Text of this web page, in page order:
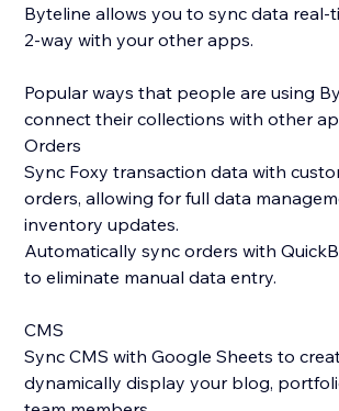
Byteline allows you to sync data real-
2-way with your other apps.
Popular ways that people are using
connect their collections with other
Orders
Sync Foxy transaction data with
orders, allowing for full data
inventory updates.
Automatically sync orders with
to eliminate manual data entry.
CMS
Sync CMS with Google Sheets to
dynamically display your blog,